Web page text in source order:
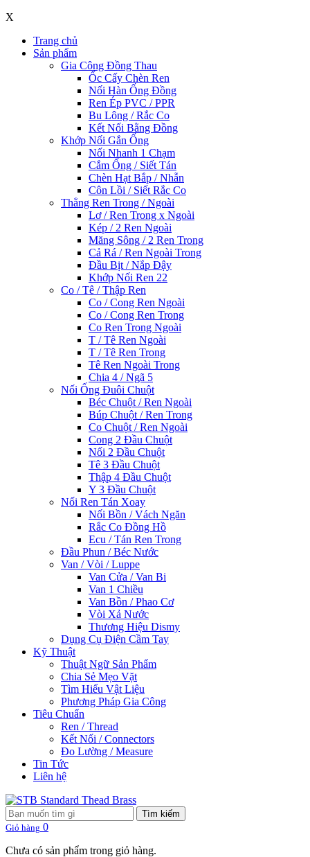
X
Trang chủ
Sản phẩm
Gia Công Đồng Thau
Ốc Cấy Chèn Ren
Nối Hàn Ống Đồng
Ren Ép PVC / PPR
Bu Lông / Rắc Co
Kết Nối Bằng Đồng
Khớp Nối Gắn Ống
Nối Nhanh 1 Chạm
Cắm Ống / Siết Tán
Chèn Hạt Bắp / Nhẫn
Côn Lồi / Siết Rắc Co
Thẳng Ren Trong / Ngoài
Lơ / Ren Trong x Ngoài
Kép / 2 Ren Ngoài
Măng Sông / 2 Ren Trong
Cả Rá / Ren Ngoài Trong
Đầu Bịt / Nắp Đậy
Khớp Nối Ren 22
Co / Tê / Thập Ren
Co / Cong Ren Ngoài
Co / Cong Ren Trong
Co Ren Trong Ngoài
T / Tê Ren Ngoài
T / Tê Ren Trong
Tê Ren Ngoài Trong
Chia 4 / Ngã 5
Nối Ống Đuôi Chuột
Béc Chuột / Ren Ngoài
Búp Chuột / Ren Trong
Co Chuột / Ren Ngoài
Cong 2 Đầu Chuột
Nối 2 Đầu Chuột
Tê 3 Đầu Chuột
Thập 4 Đầu Chuột
Y 3 Đầu Chuột
Nối Ren Tán Xoay
Nối Bồn / Vách Ngăn
Rắc Co Đồng Hồ
Ecu / Tán Ren Trong
Đầu Phun / Béc Nước
Van / Vòi / Luppe
Van Cửa / Van Bi
Van 1 Chiều
Van Bồn / Phao Cơ
Vòi Xả Nước
Thương Hiệu Dismy
Dụng Cụ Điện Cầm Tay
Kỹ Thuật
Thuật Ngữ Sản Phẩm
Chia Sẻ Mẹo Vặt
Tìm Hiểu Vật Liệu
Phương Pháp Gia Công
Tiêu Chuẩn
Ren / Thread
Kết Nối / Connectors
Đo Lường / Measure
Tin Tức
Liên hệ
Tìm kiếm
Giỏ hàng 0
Chưa có sản phẩm trong giỏ hàng.